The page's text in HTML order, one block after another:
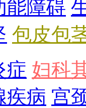
能障碍
包皮包
症 妇科
疾病 宫